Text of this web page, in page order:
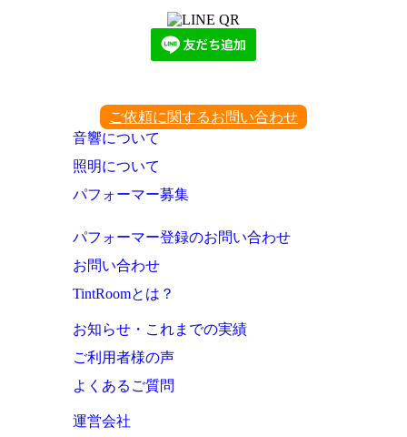
ご依頼に関するお問い合わせ
音響について
照明について
パフォーマー募集
パフォーマー登録のお問い合わせ
お問い合わせ
TintRoomとは？
お知らせ・これまでの実績
ご利用者様の声
よくあるご質問
運営会社